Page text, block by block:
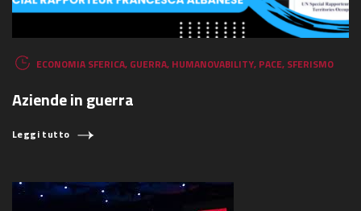
ECONOMIA SFERICA, GUERRA, HUMANOVABILITY, PACE, SFERISMO
Aziende in guerra
Leggi tutto